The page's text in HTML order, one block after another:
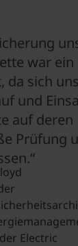
war ein
da sich
und
auf deren
Prüfung
Electric